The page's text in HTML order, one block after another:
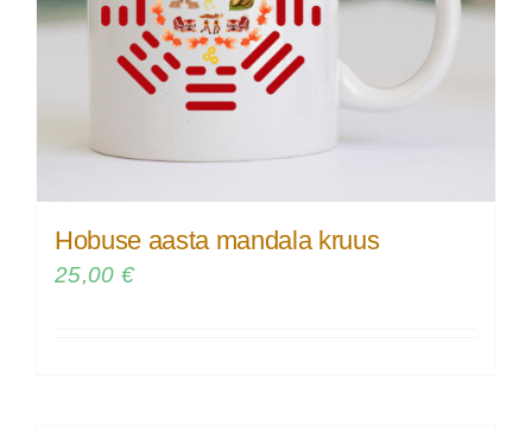
Hobuse aasta mandala kruus
25,00 €